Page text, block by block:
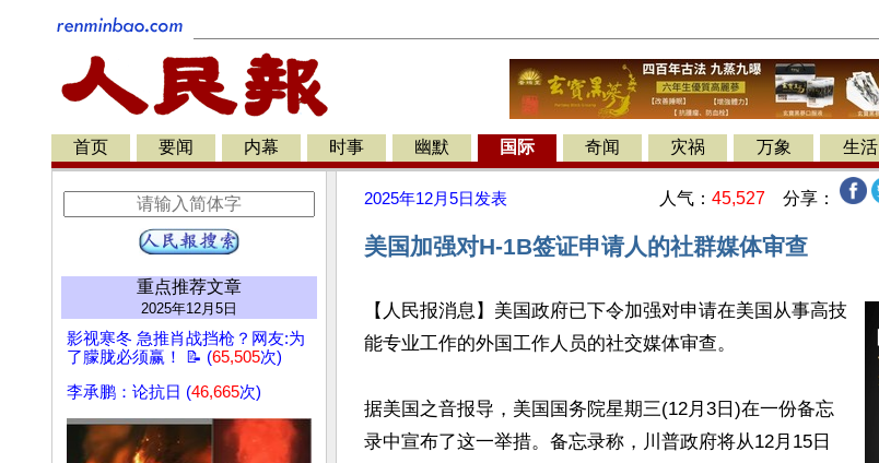
首页 要闻 内幕 时事 幽默 国际 奇闻 灾祸 万象 生活
重点推荐文章
2025年12月5日
影视寒冬 急推肖战挡枪？网友:为
了朦胧必须赢！ 📝 (65,505次)
李承鹏：论抗日 (46,665次)
2025年12月5日 发表 人气： 45,527 分享：
美国加强对H-1B签证申请人的社群媒体审查
【人民报消息】美国政府已下令加强对申请在美国从事高技
能专业工作的外国工作人员的社交媒体审查。
据美国之音报导，美国国务院星期三(12月3日)在一份备忘
录中宣布了这一举措。备忘录称，川普政府将从12月15日